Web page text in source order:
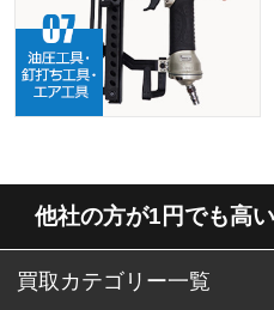
他社の方が1円でも高
買取カテゴリー一覧